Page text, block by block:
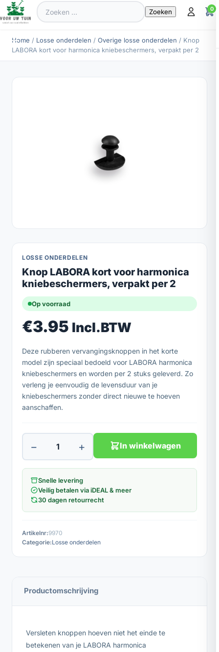
Zoeken
naar:
0
Home / Losse onderdelen / Overige losse onderdelen / Knop
LABORA kort voor harmonica kniebeschermers, verpakt per 2
LOSSE ONDERDELEN
Knop LABORA kort voor harmonica
kniebeschermers, verpakt per 2
Op voorraad
€3.95 Incl.BTW
Deze rubberen vervangingsknoppen in het korte
model zijn speciaal bedoeld voor LABORA harmonica
kniebeschermers en worden per 2 stuks geleverd. Zo
verleng je eenvoudig de levensduur van je
kniebeschermers zonder direct nieuwe te hoeven
aanschaffen.
− + In winkelwagen
Snelle levering
Veilig betalen via iDEAL & meer
30 dagen retourrecht
Artikelnr:9970
Categorie:Losse onderdelen
Productomschrijving
Versleten knoppen hoeven niet het einde te
betekenen van je LABORA harmonica